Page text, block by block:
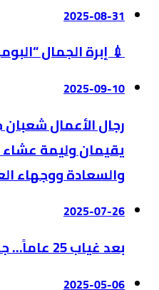
2025-08-31
💉 إبرة الجمال
2025-09-10
رجال الأعمال
يقيمان وليمة
والسعادة ووجهاء
2025-07-26
بعد غياب 25 عاماً… جمعتنا الصدفة
2025-05-06